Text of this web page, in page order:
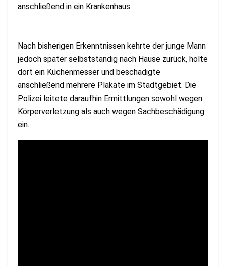
anschließend in ein Krankenhaus.
Nach bisherigen Erkenntnissen kehrte der junge Mann
jedoch später selbstständig nach Hause zurück, holte
dort ein Küchenmesser und beschädigte
anschließend mehrere Plakate im Stadtgebiet. Die
Polizei leitete daraufhin Ermittlungen sowohl wegen
Körperverletzung als auch wegen Sachbeschädigung
ein.